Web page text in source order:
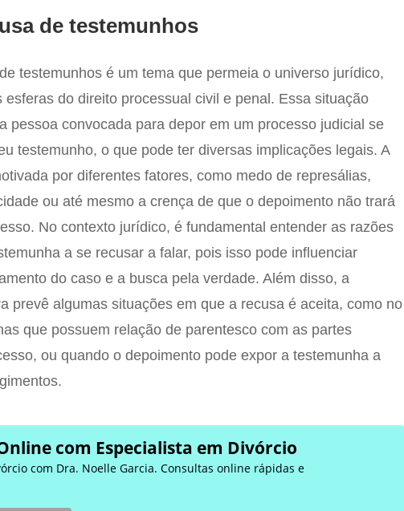
de testemunhos
testemunhos é um tema que permeia o universo jurídico,
esferas do direito processual civil e penal. Essa situação
pessoa convocada para depor em um processo judicial se
testemunho, o que pode ter diversas implicações legais. A
por diferentes fatores, como medo de represálias,
ou até mesmo a crença de que o depoimento não trará
No contexto jurídico, é fundamental entender as razões
a se recusar a falar, pois isso pode influenciar
do caso e a busca pela verdade. Além disso, a
prevê algumas situações em que a recusa é aceita, como no
que possuem relação de parentesco com as partes
ou quando o depoimento pode expor a testemunha a
com Especialista em Divórcio
com Dra. Noelle Garcia. Consultas online rápidas e